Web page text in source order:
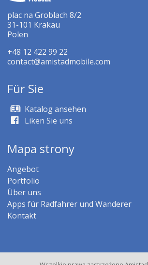
plac na Groblach 8/2
31-101 Krakau
Polen
+48 12 422 99 22
contact@amistadmobile.com
Für Sie
Katalog ansehen
Liken Sie uns
Mapa strony
Angebot
Portfolio
Über uns
Apps für Radfahrer und Wanderer
Kontakt